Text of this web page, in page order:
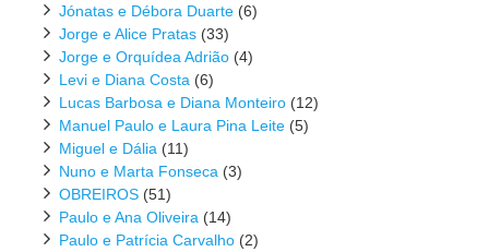
Jónatas e Débora Duarte (6)
Jorge e Alice Pratas (33)
Jorge e Orquídea Adrião (4)
Levi e Diana Costa (6)
Lucas Barbosa e Diana Monteiro (12)
Manuel Paulo e Laura Pina Leite (5)
Miguel e Dália (11)
Nuno e Marta Fonseca (3)
OBREIROS (51)
Paulo e Ana Oliveira (14)
Paulo e Patrícia Carvalho (2)